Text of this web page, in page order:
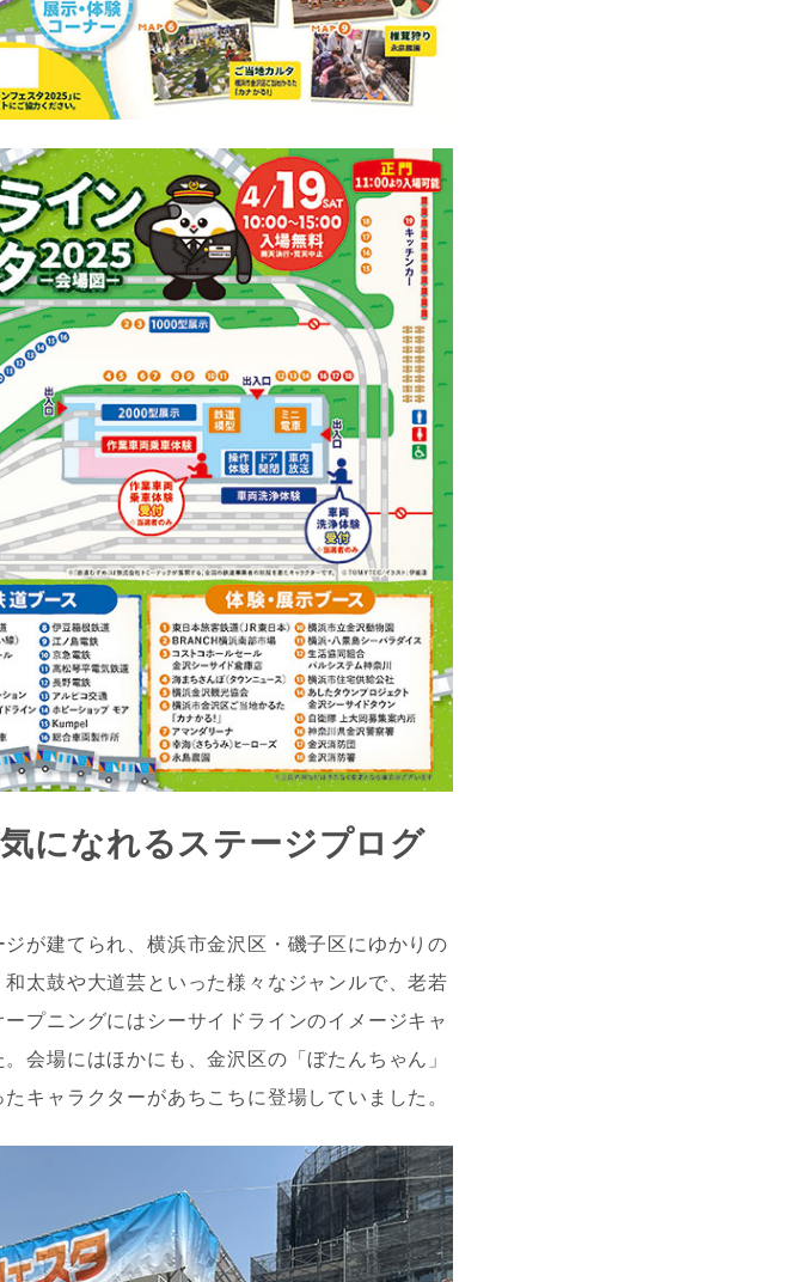
になれるステージプログ
が建てられ、横浜市金沢区・磯子区にゆかりの
太鼓や大道芸といった様々なジャンルで、老若
プニングにはシーサイドラインのイメージキャ
会場にはほかにも、金沢区の「ぼたんちゃん」
キャラクターがあちこちに登場していました。